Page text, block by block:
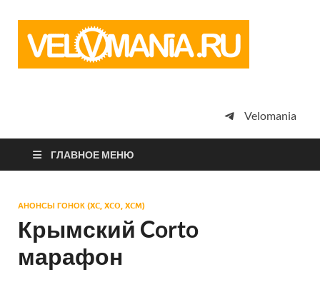
просто
Velomania
ГЛАВНОЕ МЕНЮ
АНОНСЫ ГОНОК (XC, XCO, XCM)
Крымский Corto
марафон